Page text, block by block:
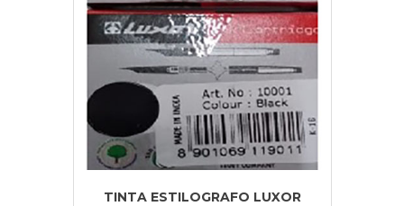
TINTA ESTILOGRAFO LUXOR